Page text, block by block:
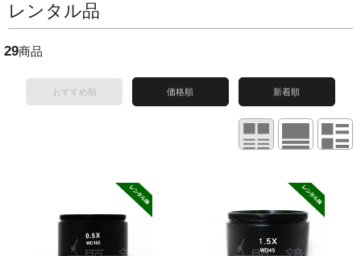
レンタル品
29商品
おすすめ順 価格順 新着順